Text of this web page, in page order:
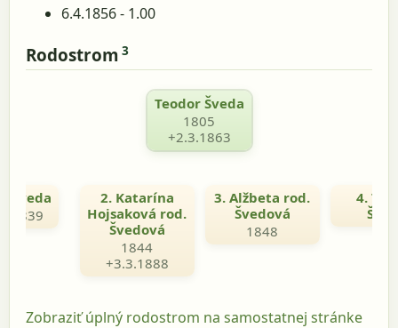
6.4.1856 - 1.00
Rodostrom 3
Teodor Šveda
1805
+2.3.1863
Šveda
2. Katarína
Hojsaková rod.
Švedová
1844
+3.3.1888
3. Alžbeta rod.
Švedová
1848
4.
Zobraziť úplný rodostrom na samostatnej stránke